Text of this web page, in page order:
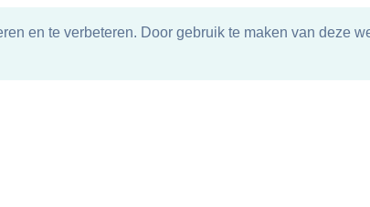
en te verbeteren. Door gebruik te maken van deze